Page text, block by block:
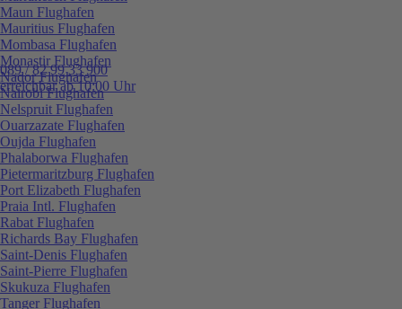
089 / 82 99 33 900
erreichbar ab 10:00 Uhr
Maun Flughafen
Mauritius Flughafen
Mombasa Flughafen
Monastir Flughafen
Nador Flughafen
Nairobi Flughafen
Nelspruit Flughafen
Ouarzazate Flughafen
Oujda Flughafen
Phalaborwa Flughafen
Pietermaritzburg Flughafen
Port Elizabeth Flughafen
Praia Intl. Flughafen
Rabat Flughafen
Richards Bay Flughafen
Saint-Denis Flughafen
Saint-Pierre Flughafen
Skukuza Flughafen
Tanger Flughafen